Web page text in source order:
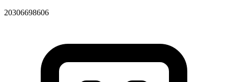
20306698606